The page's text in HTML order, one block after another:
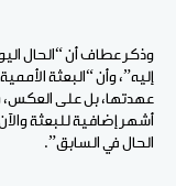
وذكر عطاف أن “الحال
إليه”، وأن “البعثة
أشهر إضافية للبعثة
الحال في السابق”.